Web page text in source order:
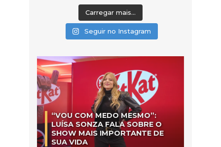
Carregar mais...
Seguir no Instagram
“VOU COM MEDO MESMO”:
LUÍSA SONZA FALA SOBRE O
SHOW MAIS IMPORTANTE DE
SUA VIDA